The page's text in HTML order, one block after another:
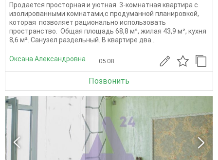
Продается просторная и уютная 3-комнатная квартира с
изолированными комнатами,с продуманной планировкой,
которая позволяет рационально использовать
пространство. Общая площадь 68,8 м², жилая 43,9 м², кухня
8,6 м². Санузел раздельный. В квартире два...
Оксана Александровна 05.08
Позвонить